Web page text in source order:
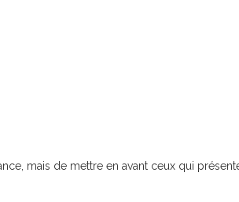
mais de mettre en avant ceux qui